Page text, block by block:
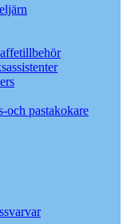
och pastakokare